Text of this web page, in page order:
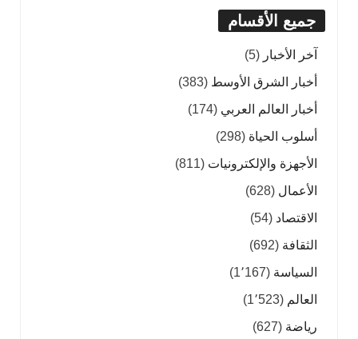
جميع الأقسام
آخر الأخبار (5)
أخبار الشرق الأوسط (383)
أخبار العالم العربي (174)
أسلوب الحياة (298)
الأجهزة والإلكترونيات (811)
الأعمال (628)
الاقتصاد (54)
الثقافة (692)
السياسة (1٬167)
العالم (1٬523)
رياضة (627)